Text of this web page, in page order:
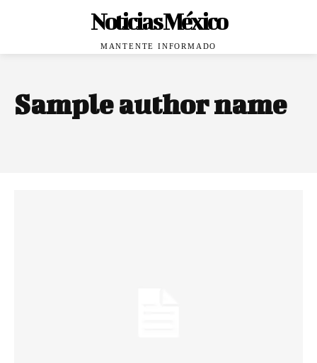
Noticias México
MANTENTE INFORMADO
Sample author name